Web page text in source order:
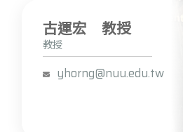
古運宏 教授
教授
yhorng@nuu.edu.tw